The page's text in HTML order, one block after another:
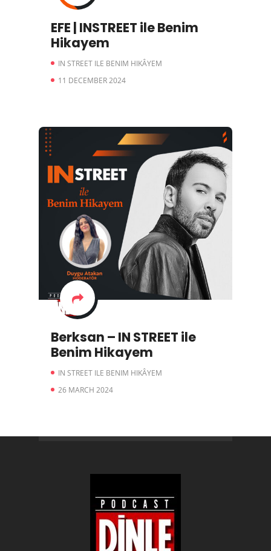
EFE | INSTREET ile Benim
Hikayem
IN STREET ILE BENIM HIKÂYEM
11 DECEMBER 2024
Berksan – IN STREET ile
Benim Hikayem
IN STREET ILE BENIM HIKÂYEM
26 MARCH 2024